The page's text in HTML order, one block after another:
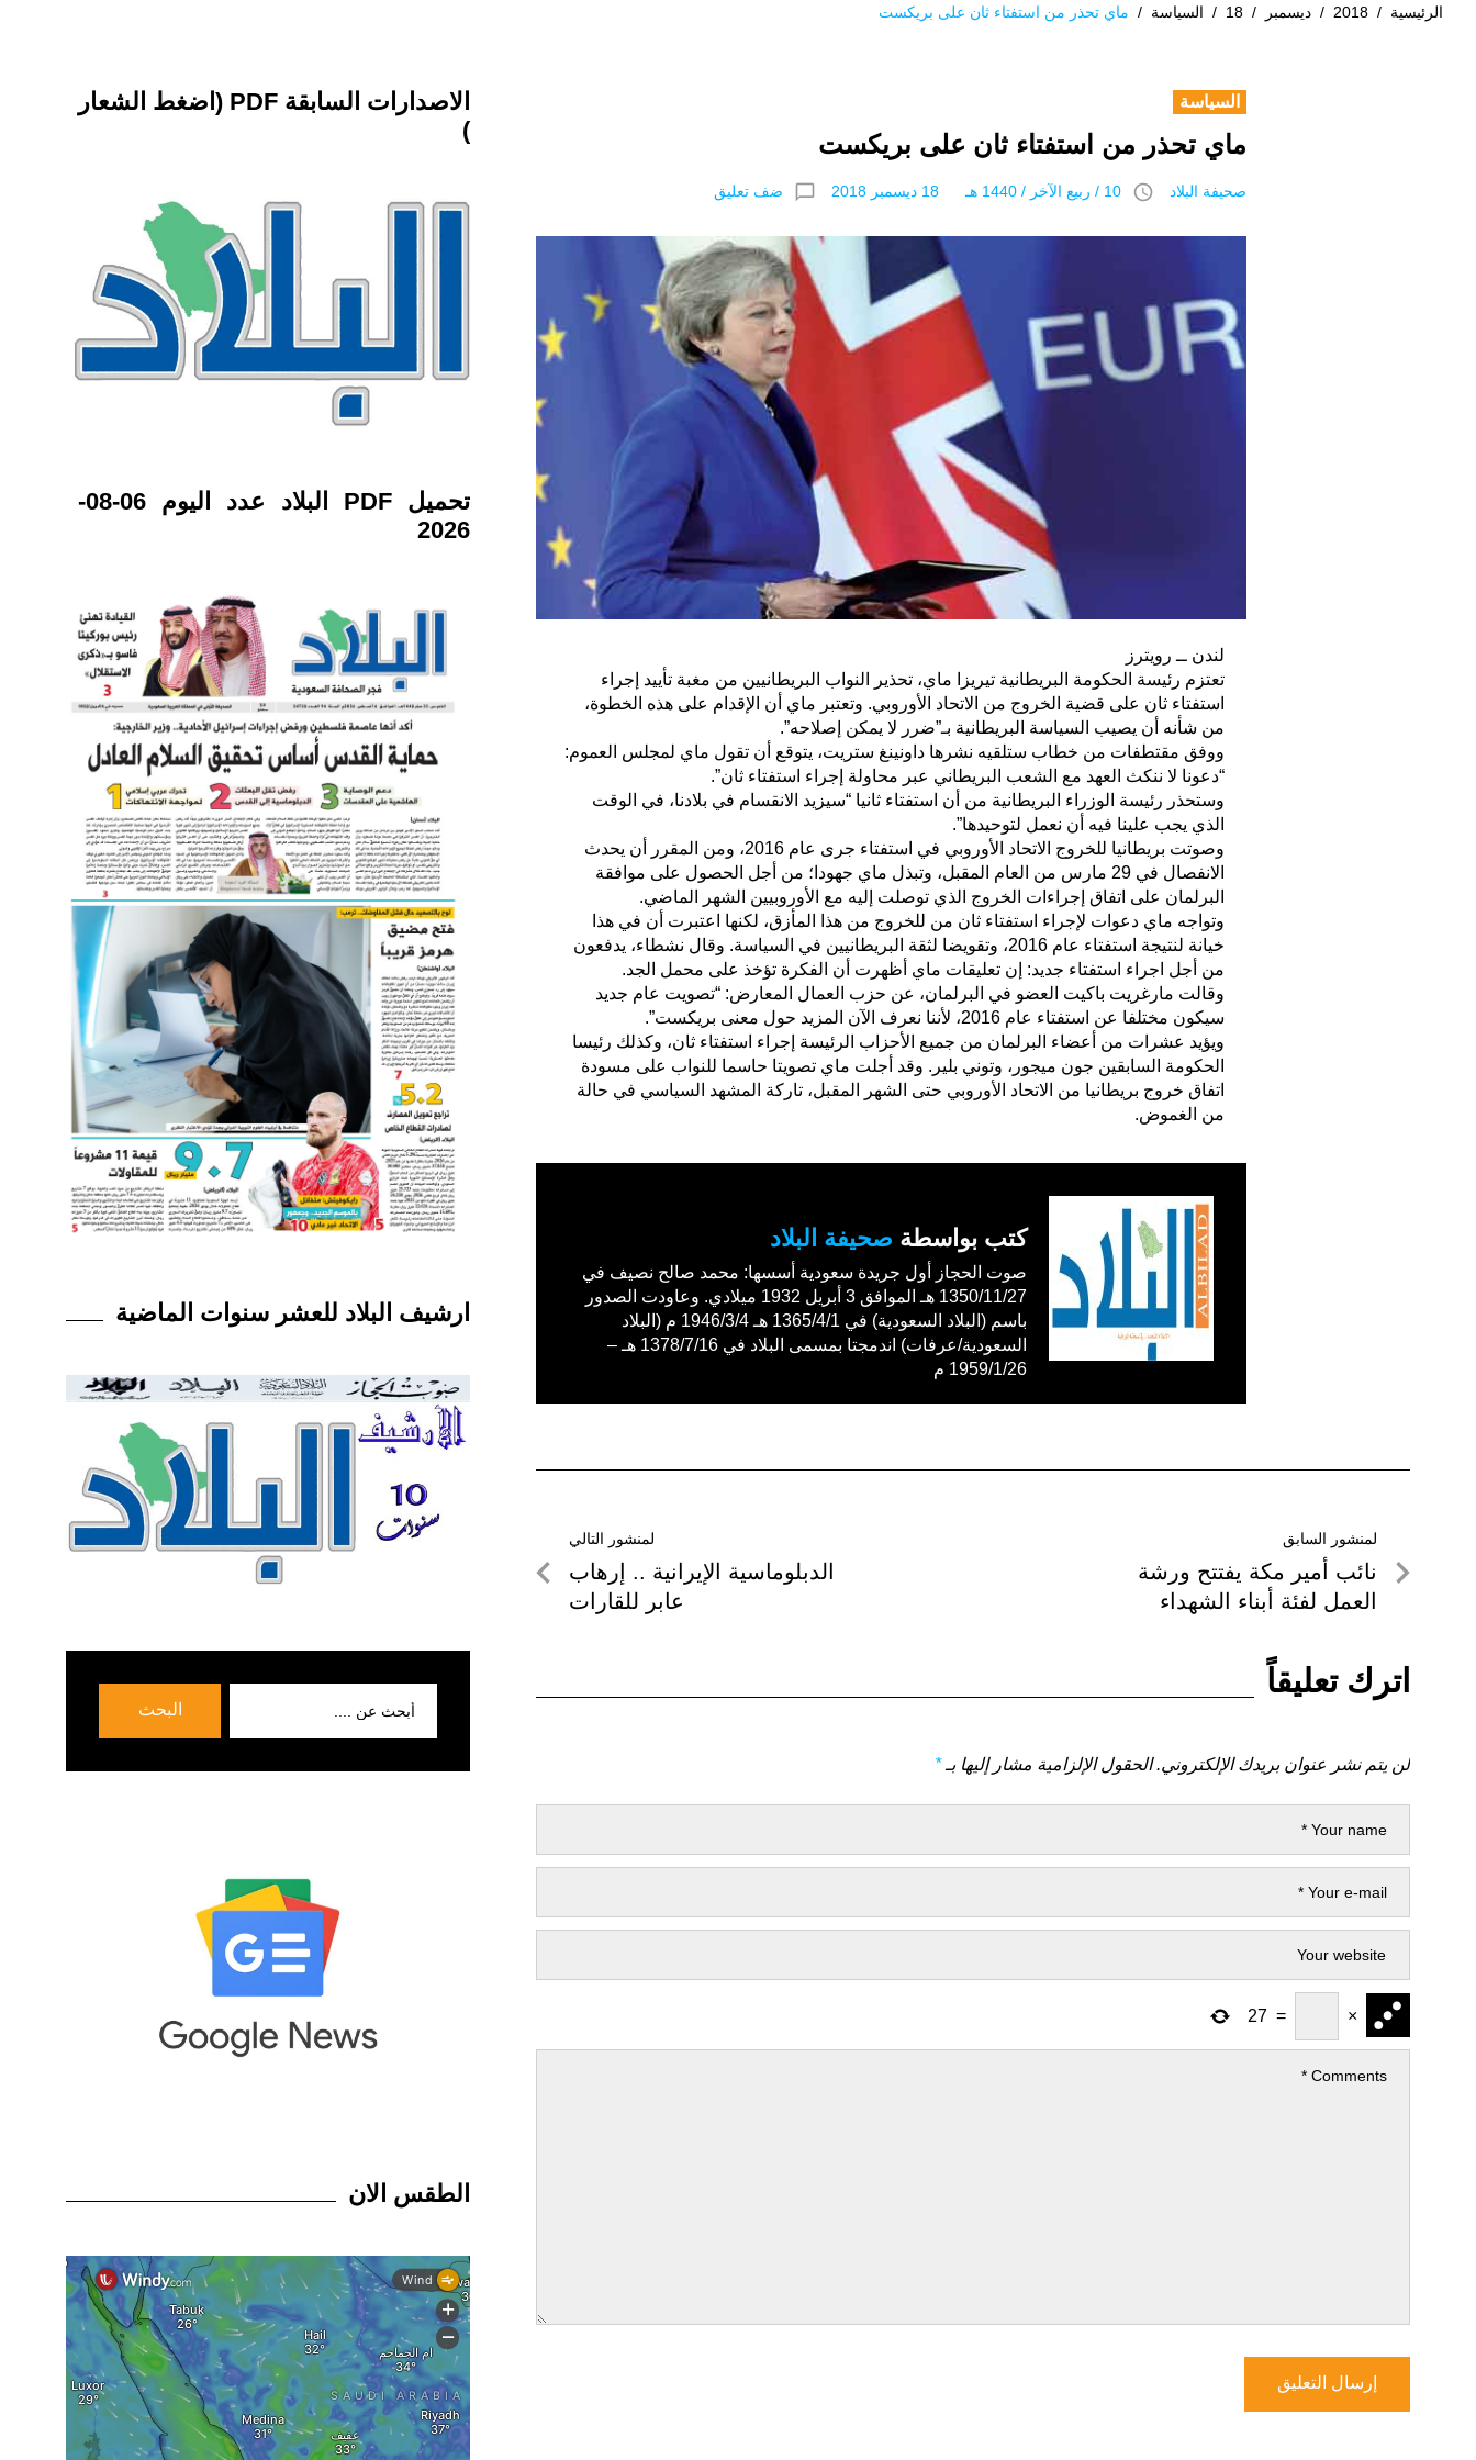
الرئيسية /
2018
/ ديسمبر /
18
/ السياسة / ماي تحذر من استفتاء ثان على بريكست
السياسة
ماي تحذر من استفتاء ثان على بريكست
صحيفة البلاد access_time 10 / ربيع الآخر / 1440 هـ 18 ديسمبر 2018 chat_bubble_outline ضف تعليق
لندن ــ رويترز
تعتزم رئيسة الحكومة البريطانية تيريزا ماي، تحذير النواب البريطانيين من مغبة تأييد إجراء
استفتاء ثان على قضية الخروج من الاتحاد الأوروبي. وتعتبر ماي أن الإقدام على هذه الخطوة،
من شأنه أن يصيب السياسة البريطانية بـ”ضرر لا يمكن إصلاحه”.
ووفق مقتطفات من خطاب ستلقيه نشرها داونينغ ستريت، يتوقع أن تقول ماي لمجلس العموم:
“دعونا لا ننكث العهد مع الشعب البريطاني عبر محاولة إجراء استفتاء ثان”.
وستحذر رئيسة الوزراء البريطانية من أن استفتاء ثانيا “سيزيد الانقسام في بلادنا، في الوقت
الذي يجب علينا فيه أن نعمل لتوحيدها”.
وصوتت بريطانيا للخروج الاتحاد الأوروبي في استفتاء جرى عام 2016، ومن المقرر أن يحدث
الانفصال في 29 مارس من العام المقبل، وتبذل ماي جهودا؛ من أجل الحصول على موافقة
البرلمان على اتفاق إجراءات الخروج الذي توصلت إليه مع الأوروبيين الشهر الماضي.
وتواجه ماي دعوات لإجراء استفتاء ثان من للخروج من هذا المأزق، لكنها اعتبرت أن في هذا
خيانة لنتيجة استفتاء عام 2016، وتقويضا لثقة البريطانيين في السياسة. وقال نشطاء، يدفعون
من أجل اجراء استفتاء جديد: إن تعليقات ماي أظهرت أن الفكرة تؤخذ على محمل الجد.
وقالت مارغريت باكيت العضو في البرلمان، عن حزب العمال المعارض: “تصويت عام جديد
سيكون مختلفا عن استفتاء عام 2016، لأننا نعرف الآن المزيد حول معنى بريكست”.
ويؤيد عشرات من أعضاء البرلمان من جميع الأحزاب الرئيسة إجراء استفتاء ثان، وكذلك رئيسا
الحكومة السابقين جون ميجور، وتوني بلير. وقد أجلت ماي تصويتا حاسما للنواب على مسودة
اتفاق خروج بريطانيا من الاتحاد الأوروبي حتى الشهر المقبل، تاركة المشهد السياسي في حالة
من الغموض.
كتب بواسطة صحيفة البلاد
صوت الحجاز أول جريدة سعودية أسسها: محمد صالح نصيف في
1350/11/27 هـ الموافق 3 أبريل 1932 ميلادي. وعاودت الصدور
باسم (البلاد السعودية) في 1365/4/1 هـ 1946/3/4 م (البلاد
السعودية/عرفات) اندمجتا بمسمى البلاد في 1378/7/16 هـ –
1959/1/26 م
تصفّح
المقالات
لمنشور السابق
لمنشور
السابق
نائب أمير مكة يفتتح ورشة
العمل لفئة أبناء الشهداء
لمنشور التالي
لمنشور
الدبلوماسية الإيرانية .. إرهاب
عابر للقارات
اترك تعليقاً
لن يتم نشر عنوان بريدك الإلكتروني. الحقول الإلزامية مشار إليها بـ*
×
=
27
الاصدارات السابقة PDF (اضغط الشعار
)
تحميل PDF البلاد عدد اليوم 06-08-
2026
ارشيف البلاد للعشر سنوات الماضية
البحث
الطقس الان